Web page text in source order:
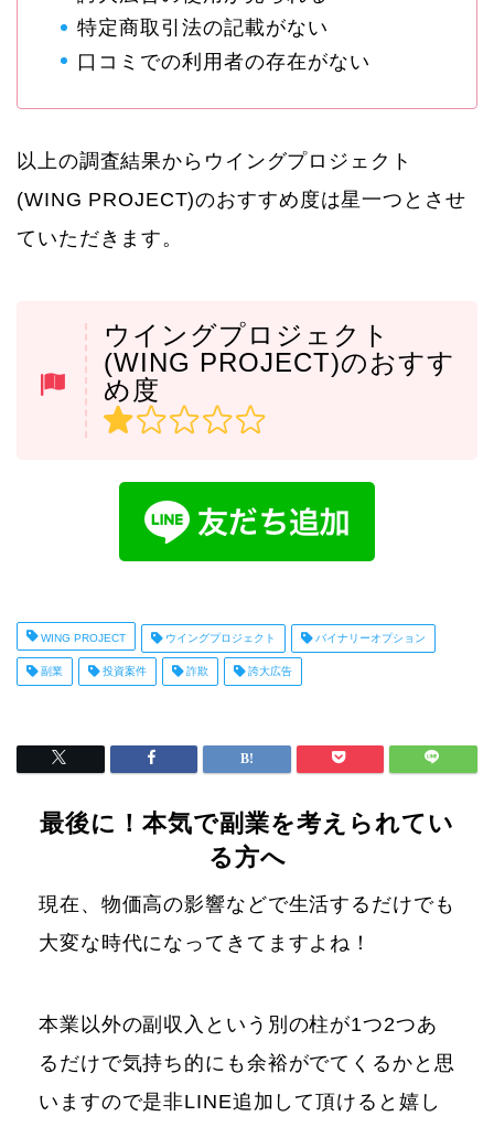
特定商取引法の記載がない
口コミでの利用者の存在がない
以上の調査結果からウイングプロジェクト
(WING PROJECT)のおすすめ度は星一つとさせ
ていただきます。
ウイングプロジェクト
(WING PROJECT)のおすす
め度
WING PROJECT ウイングプロジェクト バイナリーオプション
副業 投資案件 詐欺 誇大広告
最後に！本気で副業を考えられてい
る方へ
現在、物価高の影響などで生活するだけでも
大変な時代になってきてますよね！
本業以外の副収入という別の柱が1つ2つあ
るだけで気持ち的にも余裕がでてくるかと思
いますので是非LINE追加して頂けると嬉し